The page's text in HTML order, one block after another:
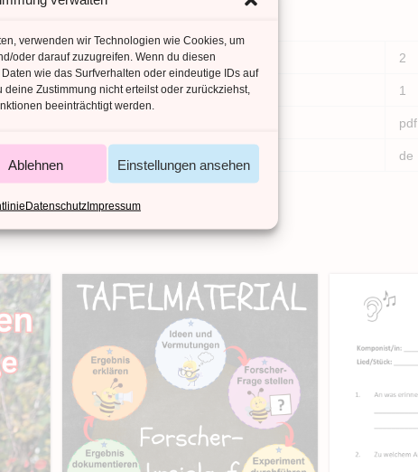
verwenden wir Technologien wie Cookies, um
oder darauf zuzugreifen. Wenn du diesen
wie das Surfverhalten oder eindeutige IDs auf
Zustimmung nicht erteilst oder zurückziehst,
beeinträchtigt werden.
Ablehnen Einstellungen ansehen
DatenschutzImpressum
2
1
pdf
de